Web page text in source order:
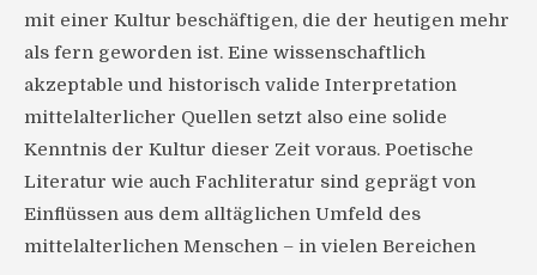
mit einer Kultur beschäftigen, die der heutigen mehr
als fern geworden ist. Eine wissenschaftlich
akzeptable und historisch valide Interpretation
mittelalterlicher Quellen setzt also eine solide
Kenntnis der Kultur dieser Zeit voraus. Poetische
Literatur wie auch Fachliteratur sind geprägt von
Einflüssen aus dem alltäglichen Umfeld des
mittelalterlichen Menschen – in vielen Bereichen